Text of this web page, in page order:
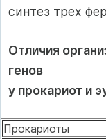
синтез трех
Отличия
генов
у прокариот и
Прокариоты